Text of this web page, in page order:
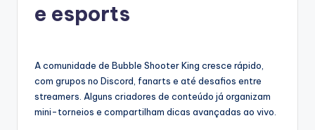
e esports
A comunidade de Bubble Shooter King cresce rápido,
com grupos no Discord, fanarts e até desafios entre
streamers. Alguns criadores de conteúdo já organizam
mini-torneios e compartilham dicas avançadas ao vivo.